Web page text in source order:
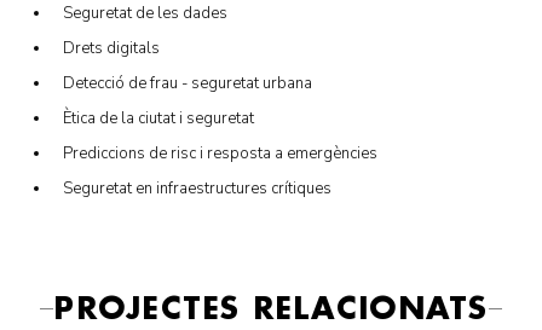
Seguretat de les dades
Drets digitals
Detecció de frau - seguretat urbana
Ètica de la ciutat i seguretat
Prediccions de risc i resposta a emergències
Seguretat en infraestructures crítiques
PROJECTES RELACIONATS